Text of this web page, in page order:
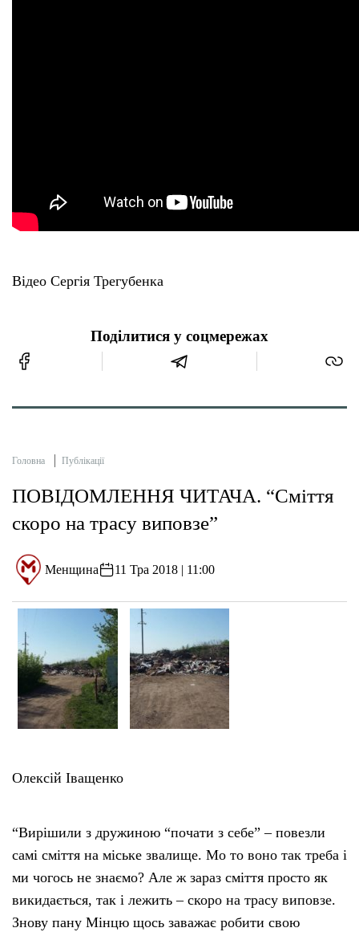
Відео Сергія Трегубенка
Поділитися у соцмережах
Головна Публікації
ПОВІДОМЛЕННЯ ЧИТАЧА. “Сміття
скоро на трасу виповзе”
Менщина 11 Тра 2018 | 11:00
Олексій Іващенко
“Вирішили з дружиною “почати з себе” – повезли
самі сміття на міське звалище. Мо то воно так треба і
ми чогось не знаємо? Але ж зараз сміття просто як
викидається, так і лежить – скоро на трасу виповзе.
Знову пану Мінцю щось заважає робити свою